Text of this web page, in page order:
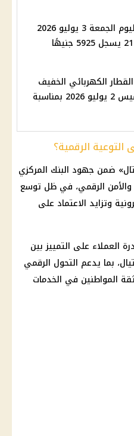
أسعار الذهب اليوم الجمعة 3 يوليو 2026
الكهربائي الخفيف
LRT اليوم الخميس 2 يوليو 2026 بمناسبة
التوعية الرقمية؟
ضمن جهود البنك المركزي
والأمن الرقمي، في ظل توسع
وتزايد الاعتماد على
على التمييز بين
بما يدعم التحول الرقمي
المواطنين في الخدمات